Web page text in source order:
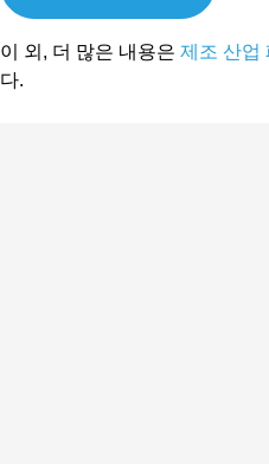
이 외, 더 많은 내용은 제조 산업
다.